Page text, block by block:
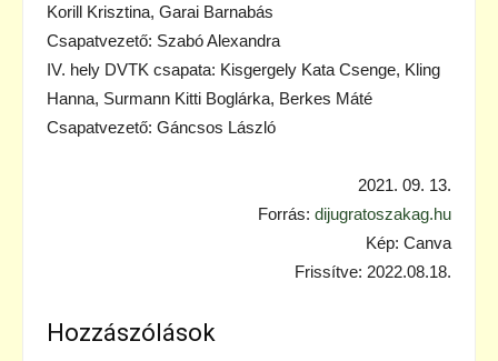
Korill Krisztina, Garai Barnabás
Csapatvezető: Szabó Alexandra
IV. hely DVTK csapata: Kisgergely Kata Csenge, Kling
Hanna, Surmann Kitti Boglárka, Berkes Máté
Csapatvezető: Gáncsos László
2021. 09. 13.
Forrás: dijugratoszakag.hu
Kép: Canva
Frissítve: 2022.08.18.
Hozzászólások